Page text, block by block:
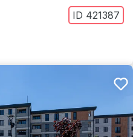
ID 421387